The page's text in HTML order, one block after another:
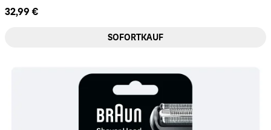
32,99 €
SOFORTKAUF